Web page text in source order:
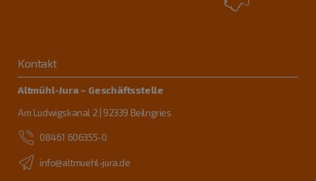
Kontakt
Altmühl-Jura – Geschäftsstelle
Am Ludwigskanal 2 | 92339 Beilngries
08461 606355-0
info@altmuehl-jura.de